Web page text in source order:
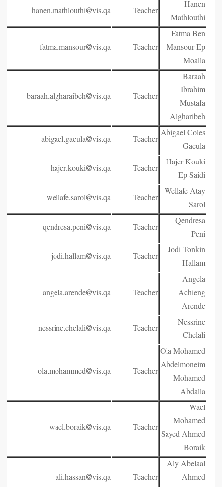
Hanen
Mathlouthi
Teacher
hanen.mathlouthi@vis.qa
Fatma Ben
Mansour Ep
Moalla
Teacher
fatma.mansour@vis.qa
Baraah
Ibrahim
Mustafa
Algharibeh
Teacher
baraah.algharaibeh@vis.qa
Abigael Coles
Gacula
Teacher
abigael.gacula@vis.qa
Hajer Kouki
Ep Saidi
Teacher
hajer.kouki@vis.qa
Wellafe Atay
Sarol
Teacher
wellafe.sarol@vis.qa
Qendresa
Peni
Teacher
qendresa.peni@vis.qa
Jodi Tonkin
Hallam
Teacher
jodi.hallam@vis.qa
Angela
Achieng
Arende
Teacher
angela.arende@vis.qa
Nessrine
Chelali
Teacher
nessrine.chelali@vis.qa
Ola Mohamed
Abdelmoneim
Mohamed
Abdalla
Teacher
ola.mohammed@vis.qa
Wael
Mohamed
Sayed Ahmed
Boraik
Teacher
wael.boraik@vis.qa
Aly Abelaal
Ahmed
Teacher
ali.hassan@vis.qa